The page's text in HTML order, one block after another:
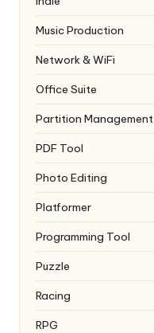
Music Production
Network & WiFi
Office Suite
Partition Management
PDF Tool
Photo Editing
Platformer
Programming Tool
Puzzle
Racing
RPG